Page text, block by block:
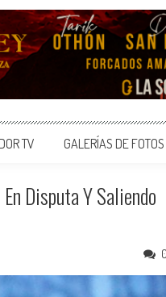
TV GALERÍAS DE FOTOS
Disputa Y Saliendo